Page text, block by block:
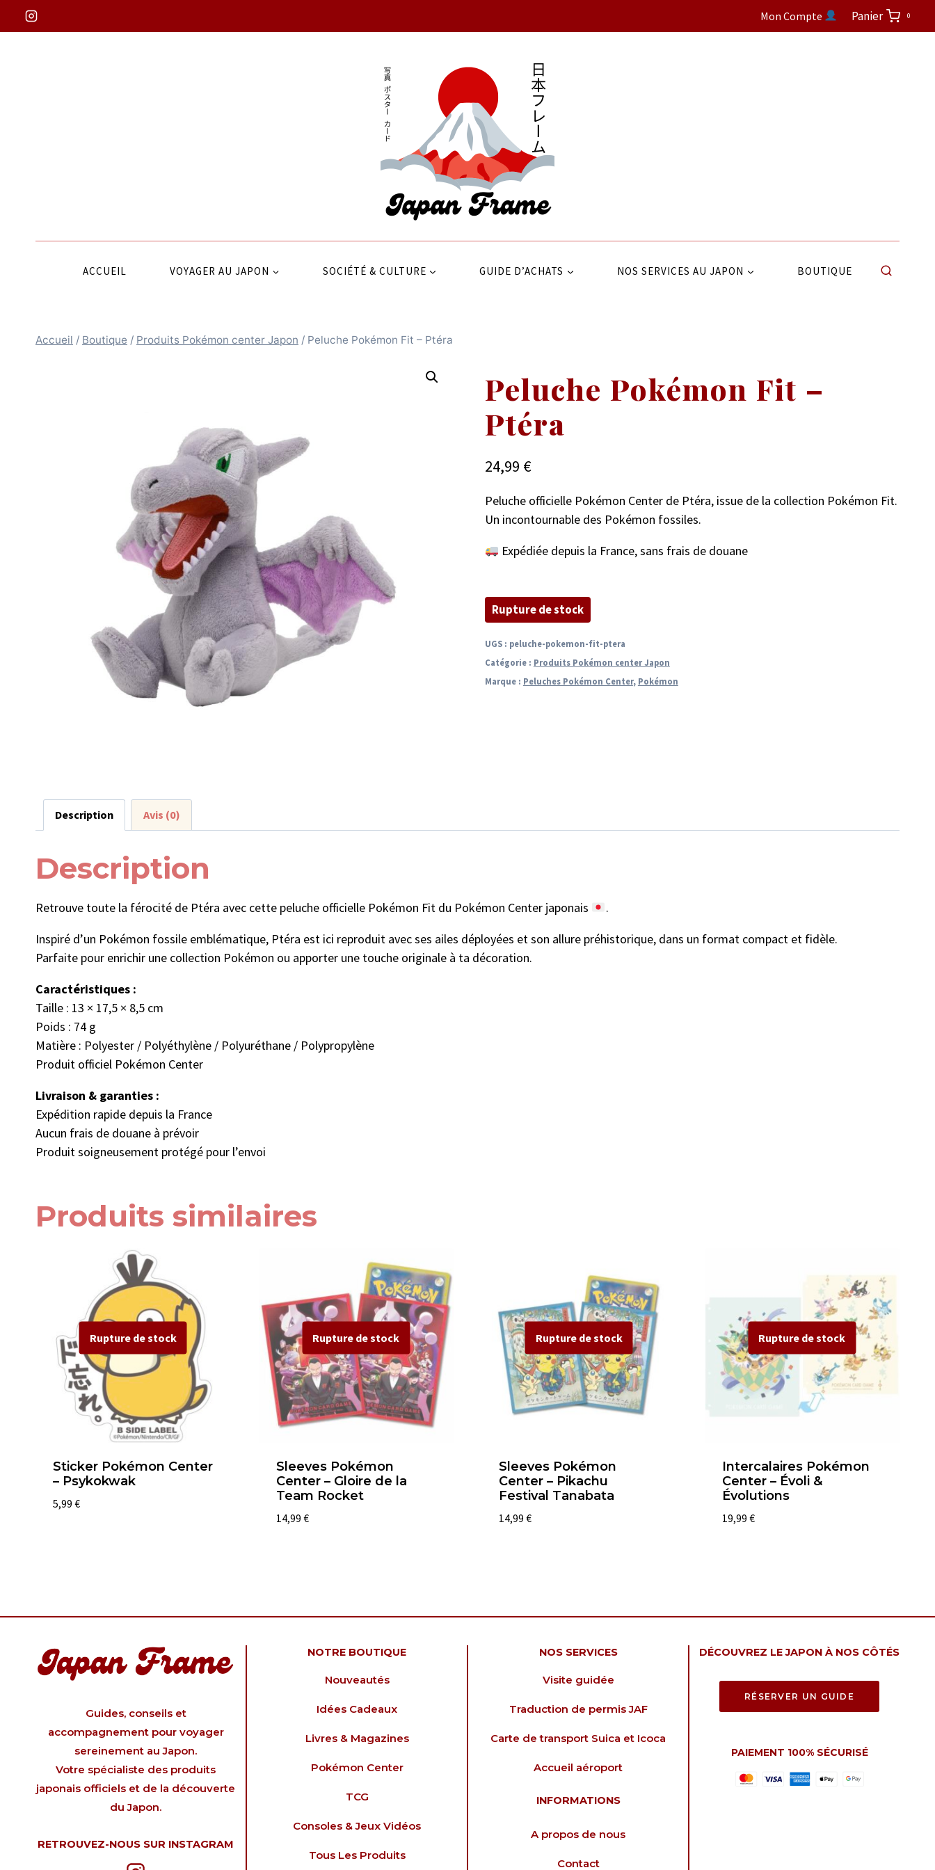
Mon Compte Panier 0
ACCUEIL VOYAGER AU JAPON SOCIÉTÉ & CULTURE GUIDE D’ACHATS NOS SERVICES AU JAPON BOUTIQUE
Accueil / Boutique / Produits Pokémon center Japon / Peluche Pokémon Fit – Ptéra
Peluche Pokémon Fit –
Ptéra
24,99 €
Peluche officielle Pokémon Center de Ptéra, issue de la collection Pokémon Fit.
Un incontournable des Pokémon fossiles.
Expédiée depuis la France, sans frais de douane
Rupture de stock
UGS : peluche-pokemon-fit-ptera
Catégorie : Produits Pokémon center Japon
Marque : Peluches Pokémon Center, Pokémon
Description Avis (0)
Description
Retrouve toute la férocité de Ptéra avec cette peluche officielle Pokémon Fit du Pokémon Center japonais
.
Inspiré d’un Pokémon fossile emblématique, Ptéra est ici reproduit avec ses ailes déployées et son allure préhistorique, dans un format compact et fidèle.
Parfaite pour enrichir une collection Pokémon ou apporter une touche originale à ta décoration.
Caractéristiques :
Taille : 13 × 17,5 × 8,5 cm
Poids : 74 g
Matière : Polyester / Polyéthylène / Polyuréthane / Polypropylène
Produit officiel Pokémon Center
Livraison & garanties :
Expédition rapide depuis la France
Aucun frais de douane à prévoir
Produit soigneusement protégé pour l’envoi
Produits similaires
Sticker Pokémon Center
– Psykokwak
5,99 €
Sleeves Pokémon
Center – Gloire de la
Team Rocket
14,99 €
Sleeves Pokémon
Center – Pikachu
Festival Tanabata
14,99 €
Intercalaires Pokémon
Center – Évoli &
Évolutions
19,99 €
Guides, conseils et
accompagnement pour voyager
sereinement au Japon.
Votre spécialiste des produits
japonais officiels et de la découverte
du Japon.
RETROUVEZ-NOUS SUR INSTAGRAM
NOTRE BOUTIQUE
Nouveautés
Idées Cadeaux
Livres & Magazines
Pokémon Center
TCG
Consoles & Jeux Vidéos
Tous Les Produits
NOS SERVICES
Visite guidée
Traduction de permis JAF
Carte de transport Suica et Icoca
Accueil aéroport
INFORMATIONS
A propos de nous
Contact
DÉCOUVREZ LE JAPON À NOS CÔTÉS
RÉSERVER UN GUIDE
PAIEMENT 100% SÉCURISÉ